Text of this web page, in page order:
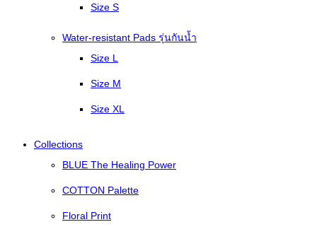
Size S
Water-resistant Pads รุ่นกันน้ำ
Size L
Size M
Size XL
Collections
BLUE The Healing Power
COTTON Palette
Floral Print